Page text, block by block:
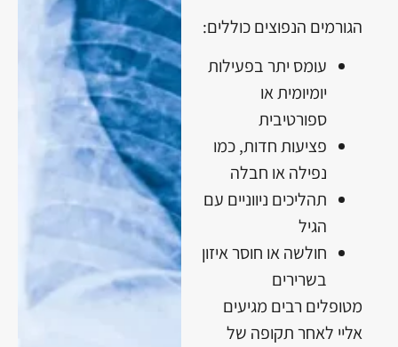
הגורמים הנפוצים כוללים:
עומס יתר בפעילות
יומיומית או
ספורטיבית
פציעות חדות, כמו
נפילה או חבלה
תהליכים ניווניים עם
הגיל
חולשה או חוסר איזון
בשרירים
מטופלים רבים מגיעים
אליי לאחר תקופה של